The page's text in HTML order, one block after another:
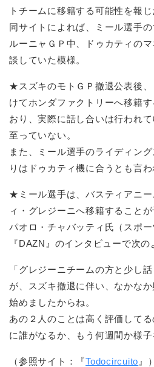
トチームに移籍する可能性を報じ
同サイトによれば、ミール選手
ルーニャＧＰ中、ドゥカティの
談していた模様。
★スズキのモトＧＰ撤退公表後
けてホンダファクトリーへ移籍
おり、実際に話し合いは行われ
至っていない。
また、ミール選手のライディン
りはドゥカティ機に合うとも言わ
★ミール選手は、バスティアニ
ィ・グレジーニへ移籍すること
パオロ・チャバッティ氏（スポ
『DAZN』のインタビューで次の
「グレジーニチームの方と少し
が、スズキ撤退に伴い、なかな
始めましたからね。
あの２人のことは高く評価して
に誰がなるか、もう何週間か様子
（参照サイト：『Todocircuito 』）